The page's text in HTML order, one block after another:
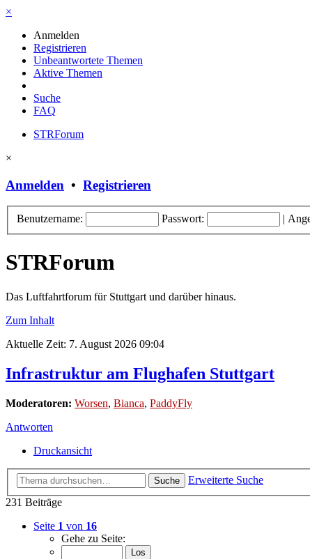
×
Anmelden
Registrieren
Unbeantwortete Themen
Aktive Themen
Suche
FAQ
STRForum
×
Anmelden • Registrieren
Benutzername: Passwort: |
STRForum
Das Luftfahrtforum für Stuttgart und darüber hinaus.
Zum Inhalt
Aktuelle Zeit: 7. August 2026 09:04
Infrastruktur am Flughafen Stuttgart
Moderatoren: Worsen, Bianca, PaddyFly
Antworten
Druckansicht
Suche
Erweiterte Suche
231 Beiträge
Seite 1 von 16
Gehe zu Seite: